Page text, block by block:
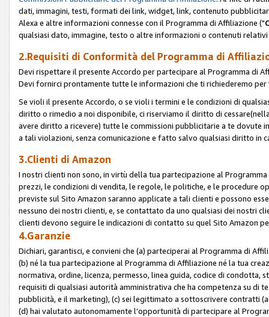
dati, immagini, testi, formati dei link, widget, link, contenuto
Alexa e altre informazioni connesse con il Programma di Affiliazione ("
qualsiasi dato, immagine, testo o altre informazioni o contenuti
2.Requisiti di Conformità del Programma di
Devi rispettare il presente Accordo per partecipare al Programma di
Devi fornirci prontamente tutte le informazioni che ti richiederemo
Se violi il presente Accordo, o se violi i termini e le condizioni di
diritto o rimedio a noi disponibile, ci riserviamo il diritto di
avere diritto a ricevere) tutte le commissioni pubblicitarie a te dovute
a tali violazioni, senza comunicazione e fatto salvo qualsiasi diritto in
3.Clienti di Amazon
I nostri clienti non sono, in virtù della tua partecipazione al
prezzi, le condizioni di vendita, le regole, le politiche, e le procedure
previste sul Sito Amazon saranno applicate a tali clienti e possono
nessuno dei nostri clienti, e, se contattato da uno qualsiasi dei nostri
clienti devono seguire le indicazioni di contatto su quel Sito Amazon
4.Garanzie
Dichiari, garantisci, e convieni che (a) parteciperai al Programma di
(b) né la tua partecipazione al Programma di Affiliazione né la tua
normativa, ordine, licenza, permesso, linea guida, codice di
requisiti di qualsiasi autorità amministrativa che ha competenza su di
pubblicità, e il marketing), (c) sei legittimato a sottoscrivere contratti
(d) hai valutato autonomamente l'opportunità di partecipare al